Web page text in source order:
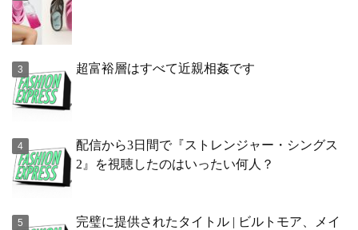
超富裕層はすべて近親相姦です
配信から3日間で『ストレンジャー・シングス
2』を視聴したのはいったい何人？
完璧に提供されたタイトル | ビルトモア、メイ